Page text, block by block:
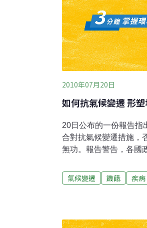
2010年07月20日
如何抗氣候變遷 形
20日公布的一份報告指
合對抗氣候變遷措施，
無功。報告警告，各國
際發展部長歐布賴恩（
氣候變遷恐會讓過去數
遷的相關影響中首當其
氣候變遷 饑餓 疾病